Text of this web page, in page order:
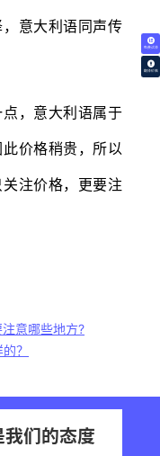
免费试译
翻译价格
意大利语同声传
，意大利语属于
价格稍贵，所以
注价格，更要注
意哪些地方?
？
们的态度